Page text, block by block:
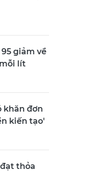
95 giảm về
lít
khăn đơn
kiến tạo'
thỏa